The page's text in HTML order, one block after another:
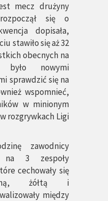
mecz drużyny
się o
dopisała,
stawiło się aż 32
obecnych na
nowymi
sprawdzić się na
wspomnieć,
w minionym
rozgrywkach Ligi
zawodnicy
na 3 zespoły
cechowały się
żółtą i
między